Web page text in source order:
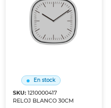
En stock
SKU: 1210000417
RELOJ BLANCO 30CM